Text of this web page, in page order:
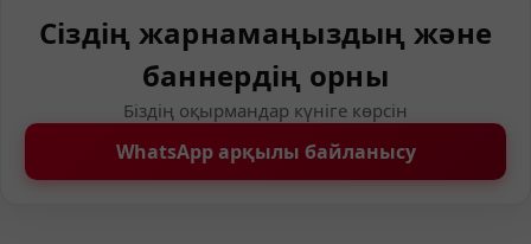
Сіздің жарнамаңыздың және
баннердің орны
Біздің оқырмандар күніге көрсін
WhatsApp арқылы байланысу